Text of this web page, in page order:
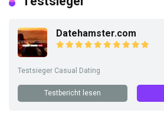
Datehamster.com
Testsieger Casual Dating
Testbericht lesen